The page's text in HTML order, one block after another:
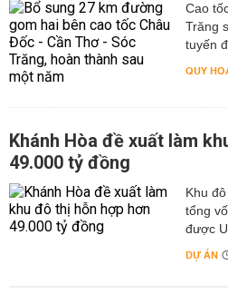
Cao
Trăng
tuyến
QUY
Khánh Hòa đề xuất làm
49.000 tỷ đồng
Khu
tổng
được
DỰ ÁN